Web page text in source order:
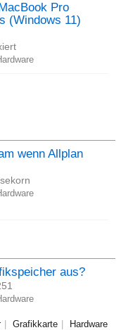
Pro
(Windows 11)
wenn Allplan
aus?
Grafikkarte Hardware